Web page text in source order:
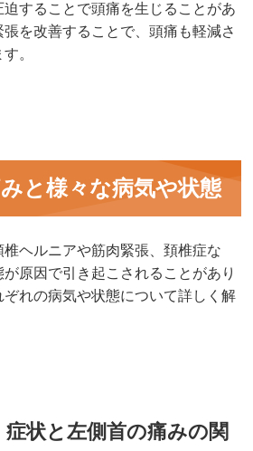
することで頭痛を生じることがあ
を改善することで、頭痛も軽減さ
。
と様々な病気や状態
ヘルニアや筋肉緊張、頚椎症な
原因で引き起こされることがあり
ぞれの病気や状態について詳しく解
状と左側首の痛みの関